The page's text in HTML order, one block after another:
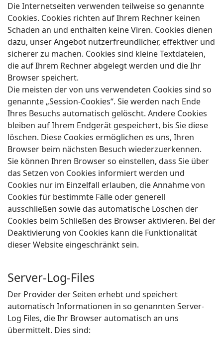
Die Internetseiten verwenden teilweise so genannte
Cookies. Cookies richten auf Ihrem Rechner keinen
Schaden an und enthalten keine Viren. Cookies dienen
dazu, unser Angebot nutzerfreundlicher, effektiver und
sicherer zu machen. Cookies sind kleine Textdateien,
die auf Ihrem Rechner abgelegt werden und die Ihr
Browser speichert.
Die meisten der von uns verwendeten Cookies sind so
genannte „Session-Cookies“. Sie werden nach Ende
Ihres Besuchs automatisch gelöscht. Andere Cookies
bleiben auf Ihrem Endgerät gespeichert, bis Sie diese
löschen. Diese Cookies ermöglichen es uns, Ihren
Browser beim nächsten Besuch wiederzuerkennen.
Sie können Ihren Browser so einstellen, dass Sie über
das Setzen von Cookies informiert werden und
Cookies nur im Einzelfall erlauben, die Annahme von
Cookies für bestimmte Fälle oder generell
ausschließen sowie das automatische Löschen der
Cookies beim Schließen des Browser aktivieren. Bei der
Deaktivierung von Cookies kann die Funktionalität
dieser Website eingeschränkt sein.
Server-Log-Files
Der Provider der Seiten erhebt und speichert
automatisch Informationen in so genannten Server-
Log Files, die Ihr Browser automatisch an uns
übermittelt. Dies sind: